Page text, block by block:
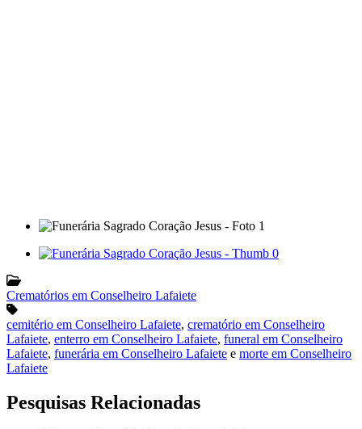
Crematórios em Conselheiro Lafaiete
cemitério em Conselheiro Lafaiete, crematório em Conselheiro
Lafaiete, enterro em Conselheiro Lafaiete, funeral em Conselheiro
Lafaiete, funerária em Conselheiro Lafaiete e morte em Conselheiro
Lafaiete
Pesquisas Relacionadas